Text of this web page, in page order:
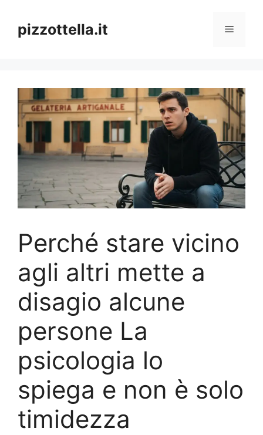
contenuto
pizzottella.it Menu
Perché stare vicino
agli altri mette a
disagio alcune
persone La
psicologia lo
spiega e non è solo
timidezza